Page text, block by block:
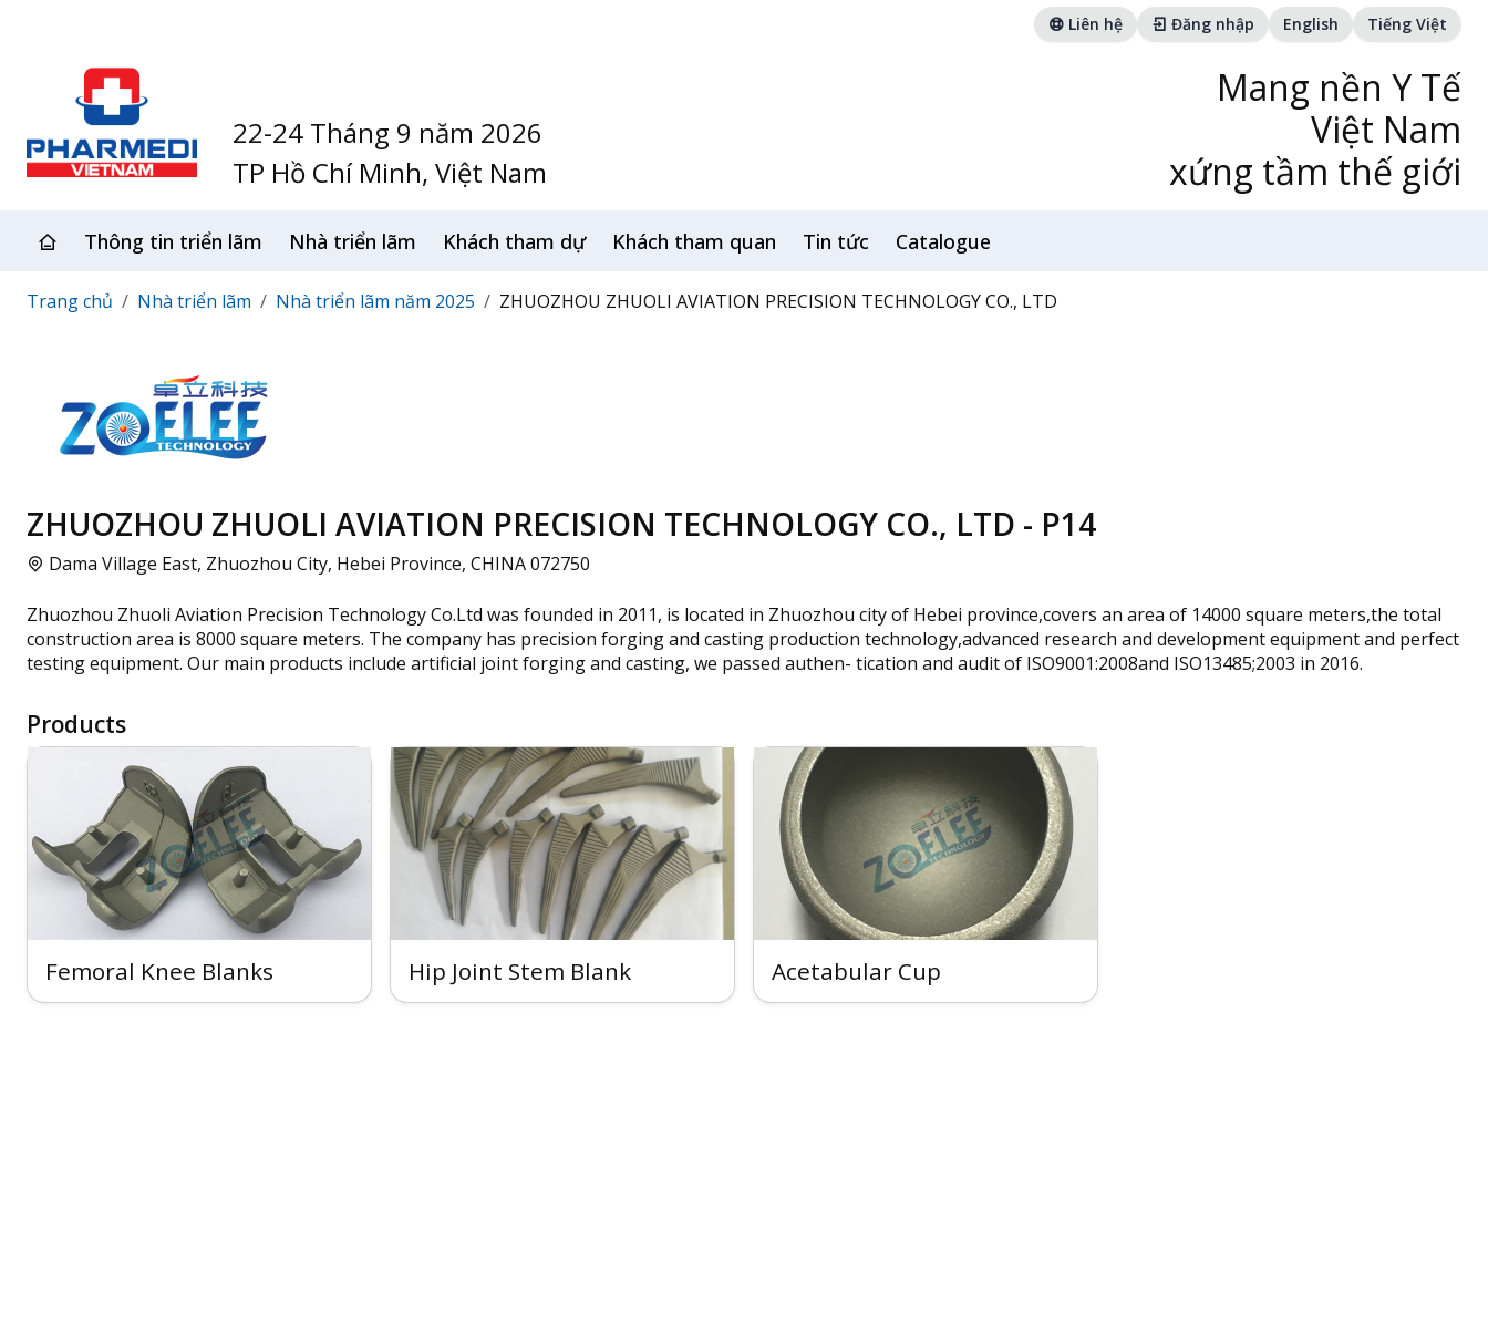
Liên hệ Đăng nhập English Tiếng Việt
22-24 Tháng 9 năm 2026
TP Hồ Chí Minh, Việt Nam
Mang nền Y Tế
Việt Nam
xứng tầm thế giới
Thông tin triển lãm Nhà triển lãm Khách tham dự Khách tham quan Tin tức Catalogue
Trang chủ Nhà triển lãm Nhà triển lãm năm 2025 ZHUOZHOU ZHUOLI AVIATION PRECISION TECHNOLOGY CO., LTD
ZHUOZHOU ZHUOLI AVIATION PRECISION TECHNOLOGY CO., LTD - P14
Dama Village East, Zhuozhou City, Hebei Province, CHINA 072750
Zhuozhou Zhuoli Aviation Precision Technology Co.Ltd was founded in 2011, is located in Zhuozhou city of Hebei province,covers an area of 14000 square meters,the total
construction area is 8000 square meters. The company has precision forging and casting production technology,advanced research and development equipment and perfect
testing equipment. Our main products include artificial joint forging and casting, we passed authen- tication and audit of ISO9001:2008and ISO13485;2003 in 2016.
Products
Femoral Knee Blanks Hip Joint Stem Blank Acetabular Cup